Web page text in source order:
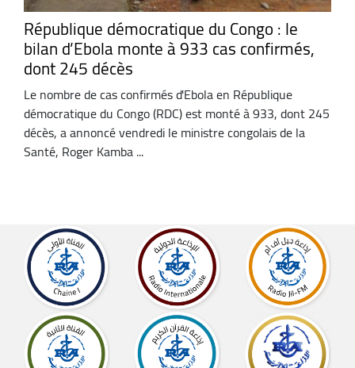
République démocratique du Congo : le
bilan d’Ebola monte à 933 cas confirmés,
dont 245 décès
Le nombre de cas confirmés d'Ebola en République
démocratique du Congo (RDC) est monté à 933, dont 245
décès, a annoncé vendredi le ministre congolais de la
Santé, Roger Kamba ...